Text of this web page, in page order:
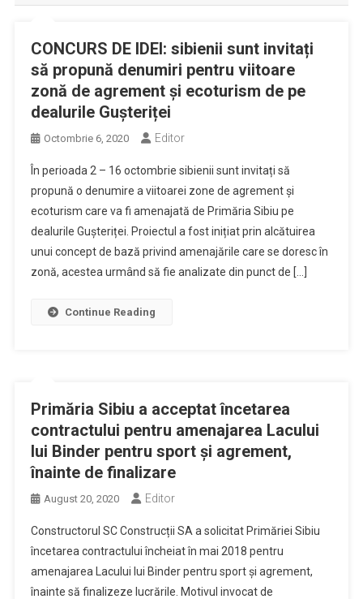
CONCURS DE IDEI: sibienii sunt invitați
să propună denumiri pentru viitoare
zonă de agrement și ecoturism de pe
dealurile Gușteriței
Octombrie 6, 2020 Editor
În perioada 2 – 16 octombrie sibienii sunt invitați să
propună o denumire a viitoarei zone de agrement și
ecoturism care va fi amenajată de Primăria Sibiu pe
dealurile Gușteriței. Proiectul a fost inițiat prin alcătuirea
unui concept de bază privind amenajările care se doresc în
zonă, acestea urmând să fie analizate din punct de […]
Continue Reading
Primăria Sibiu a acceptat încetarea
contractului pentru amenajarea Lacului
lui Binder pentru sport și agrement,
înainte de finalizare
August 20, 2020 Editor
Constructorul SC Construcții SA a solicitat Primăriei Sibiu
încetarea contractului încheiat în mai 2018 pentru
amenajarea Lacului lui Binder pentru sport și agrement,
înainte să finalizeze lucrările. Motivul invocat de